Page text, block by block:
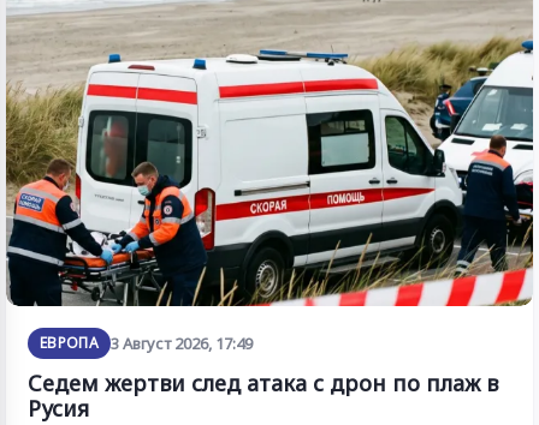
ЕВРОПА 3 Август 2026, 17:49
Седем жертви след атака с дрон по плаж в
Русия